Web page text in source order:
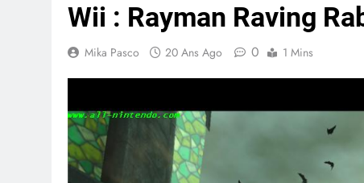
Wii : Rayman Raving
Mika Pasco 20 Ans Ago 0 1 Mins